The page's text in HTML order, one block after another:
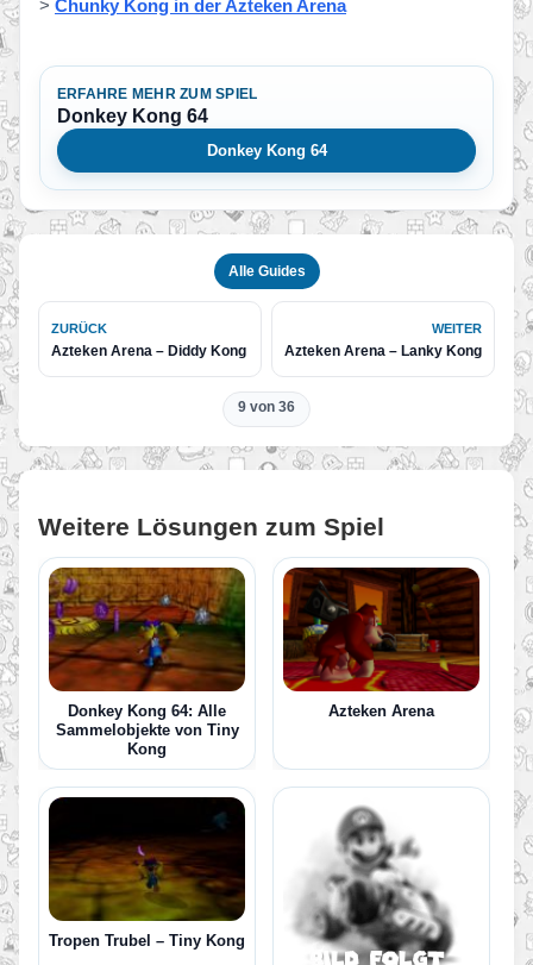
> Chunky Kong in der Azteken Arena
ERFAHRE MEHR ZUM SPIEL
Donkey Kong 64
Donkey Kong 64
Alle Guides
ZURÜCK
Azteken Arena – Diddy Kong
WEITER
Azteken Arena – Lanky Kong
9 von 36
Weitere Lösungen zum Spiel
Donkey Kong 64: Alle
Sammelobjekte von Tiny
Kong
Azteken Arena
Tropen Trubel – Tiny Kong